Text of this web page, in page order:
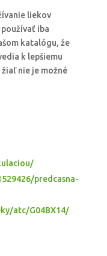
liekov
iba
katalógu, že
k lepšiemu
nie je možné
predcasna-
atc/G04BX14/